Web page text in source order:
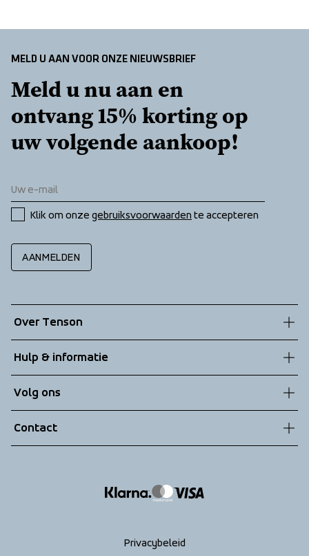
MELD U AAN VOOR ONZE NIEUWSBRIEF
Meld u nu aan en
ontvang 15% korting op
uw volgende aankoop!
Klik om onze gebruiksvoorwaarden te accepteren
AANMELDEN
Over Tenson
Duurzaamheid
Technologieën
Hulp & informatie
Algemene voorwaarden
Retouren
Volg ons
Contact
Privacybeleid